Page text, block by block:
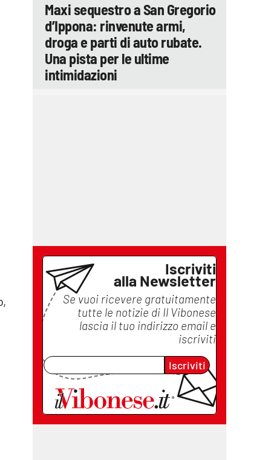
Maxi sequestro a San Gregorio
d’Ippona: rinvenute armi,
droga e parti di auto rubate.
Una pista per le ultime
intimidazioni
Iscriviti
alla Newsletter
Se vuoi ricevere gratuitamente
tutte le notizie di Il Vibonese
lascia il tuo indirizzo email e
iscriviti
Iscriviti